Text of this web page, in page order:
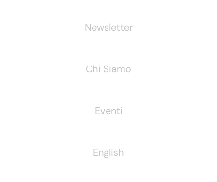
Newsletter
Chi Siamo
Eventi
English